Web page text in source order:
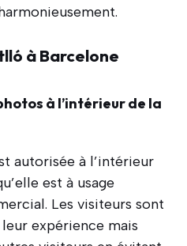
à Barcelone
à l’intérieur de la
autorisée à l’intérieur
est à usage
Les visiteurs sont
expérience mais